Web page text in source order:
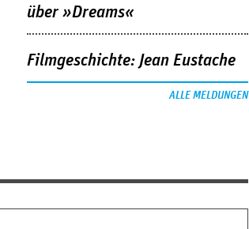
über »Dreams«
Filmgeschichte: Jean Eustache
ALLE MELDUNGEN